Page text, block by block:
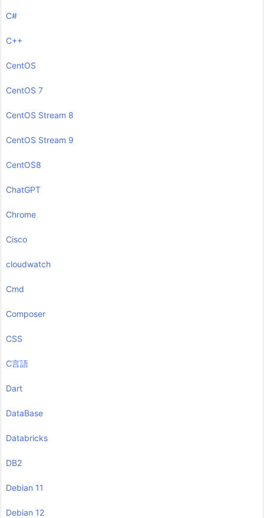
C#
C++
CentOS
CentOS 7
CentOS Stream 8
CentOS Stream 9
CentOS8
ChatGPT
Chrome
Cisco
cloudwatch
Cmd
Composer
CSS
C言語
Dart
DataBase
Databricks
DB2
Debian 11
Debian 12